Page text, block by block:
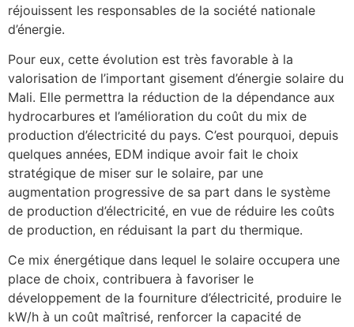
réjouissent les responsables de la société nationale
d’énergie.
Pour eux, cette évolution est très favorable à la
valorisation de l’important gisement d’énergie solaire du
Mali. Elle permettra la réduction de la dépendance aux
hydrocarbures et l’amélioration du coût du mix de
production d’électricité du pays. C’est pourquoi, depuis
quelques années, EDM indique avoir fait le choix
stratégique de miser sur le solaire, par une
augmentation progressive de sa part dans le système
de production d’électricité, en vue de réduire les coûts
de production, en réduisant la part du thermique.
Ce mix énergétique dans lequel le solaire occupera une
place de choix, contribuera à favoriser le
développement de la fourniture d’électricité, produire le
kW/h à un coût maîtrisé, renforcer la capacité de